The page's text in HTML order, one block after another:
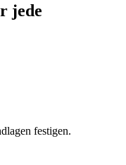
jede
festigen.